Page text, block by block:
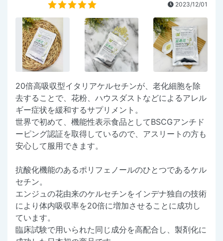
2023/12/01
20倍高吸収型イタリアケルセチンが、老化細胞を除
去することで、花粉、ハウスダストなどによるアレル
ギー症状を緩和するサプリメント。
世界で初めて、機能性表示食品としてBSCGアンチド
ーピング認証を取得しているので、アスリートの方も
安心して服用できます。
抗酸化機能のあるポリフェノールのひとつであるケル
セチン。
エンジュの花由来のケルセチンをインデナ独自の技術
により体内吸収率を20倍に増加させることに成功し
ています。
臨床試験で用いられた同じ成分を高配合し、製剤化に